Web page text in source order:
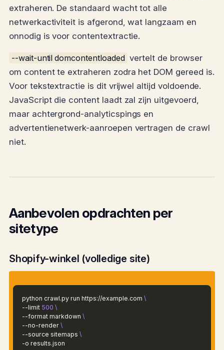
extraheren. De standaard wacht tot alle
netwerkactiviteit is afgerond, wat langzaam en
onnodig is voor contentextractie.
--wait-until domcontentloaded vertelt de browser
om content te extraheren zodra het DOM gereed is.
Voor tekstextractie is dit vrijwel altijd voldoende.
JavaScript die content laadt zal zijn uitgevoerd,
maar achtergrond-analyticspings en
advertentienetwerk-aanroepen vertragen de crawl
niet.
Aanbevolen opdrachten per
sitetype
Shopify-winkel (volledige site)
python crawl.py run https://example.com \
--limit 500 \
--format markdown \
--no-render \
--source sitemaps \
-o results.json